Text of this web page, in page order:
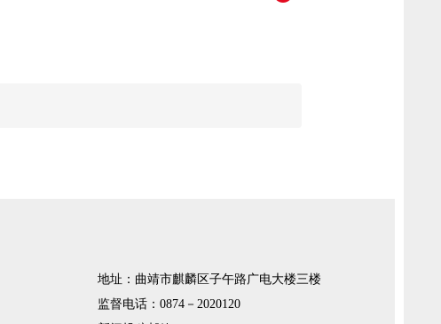
地址：曲靖市麒麟区子午路广电大楼三楼
监督电话：0874－2020120